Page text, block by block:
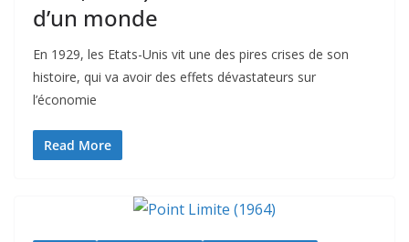
d’un monde
En 1929, les Etats-Unis vit une des pires crises de son
histoire, qui va avoir des effets dévastateurs sur
l’économie
Read More